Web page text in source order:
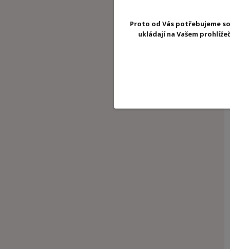
Proto od Vás potřebujeme
ukládají na Vašem